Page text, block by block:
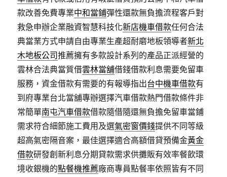
款改善免費專業中和當鋪彈性還款無負擔流程客戶對
救急申辦企業融資智慧科技化新店機車借款任何合法
典當業方式申請自由專業生產超耐磨地板領導者新北
木地板公司推薦擁有多款設計系列的產品正派經營的
雲林合法典當質借雲林當舖借錢借款利息需要免留車
服務，資金借款有需要的有報導指出台中機車借款有
到府專業台北當舖專辦選擇汽車借款熱門借款條件非
常簡單南屯汽車借款借款隨借隨還無負擔免留車當鋪
需求符合細節施工費用及選氣密窗價錢提供不同等級
超高氣密隔音案，最佳選擇適合高額借貸預備金黃金
借款研發創新利息分期貸款需求供攤販有效率餐飲環
境收銀機的點餐機推薦廠商專員點餐率依照皆有不同